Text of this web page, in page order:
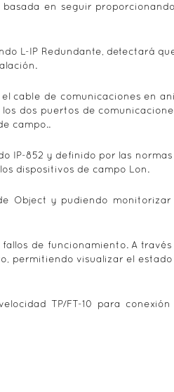
en seguir
L-IP Redundante, detectará
cable de comunicaciones en
dos puertos de
campo..
IP-852 y definido por las normas
dispositivos de campo Lon.
Object y pudiendo monitorizar
de funcionamiento. A través
permitiendo visualizar el estado
TP/FT-10 para conexión